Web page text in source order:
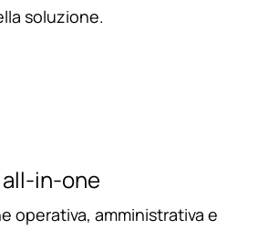
soluzione.
in-one
operativa, amministrativa e